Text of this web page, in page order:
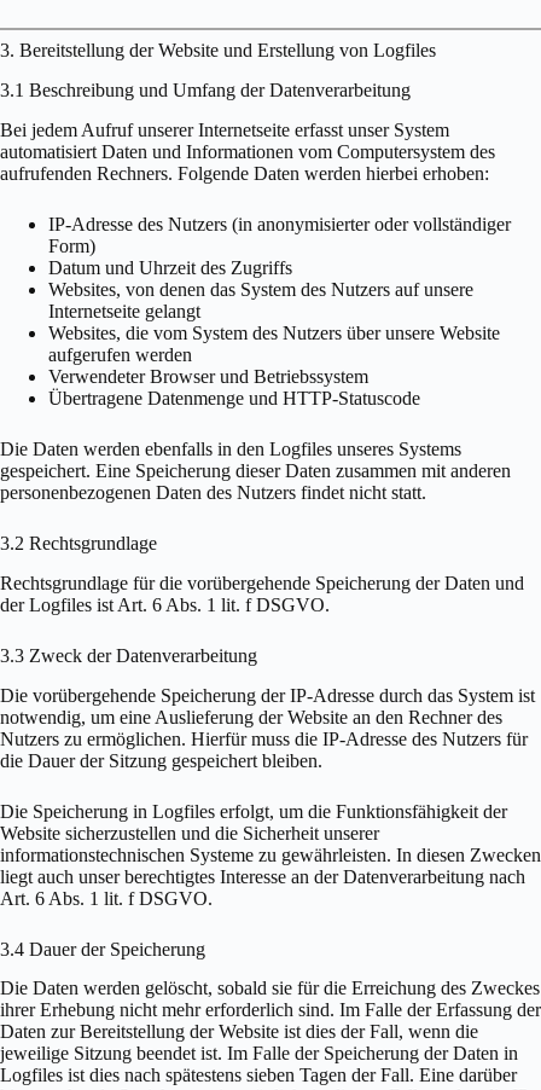
3. Bereitstellung der Website und Erstellung von Logfiles
3.1 Beschreibung und Umfang der Datenverarbeitung
Bei jedem Aufruf unserer Internetseite erfasst unser System
automatisiert Daten und Informationen vom Computersystem des
aufrufenden Rechners. Folgende Daten werden hierbei erhoben:
IP-Adresse des Nutzers (in anonymisierter oder vollständiger
Form)
Datum und Uhrzeit des Zugriffs
Websites, von denen das System des Nutzers auf unsere
Internetseite gelangt
Websites, die vom System des Nutzers über unsere Website
aufgerufen werden
Verwendeter Browser und Betriebssystem
Übertragene Datenmenge und HTTP-Statuscode
Die Daten werden ebenfalls in den Logfiles unseres Systems
gespeichert. Eine Speicherung dieser Daten zusammen mit anderen
personenbezogenen Daten des Nutzers findet nicht statt.
3.2 Rechtsgrundlage
Rechtsgrundlage für die vorübergehende Speicherung der Daten und
der Logfiles ist Art. 6 Abs. 1 lit. f DSGVO.
3.3 Zweck der Datenverarbeitung
Die vorübergehende Speicherung der IP-Adresse durch das System ist
notwendig, um eine Auslieferung der Website an den Rechner des
Nutzers zu ermöglichen. Hierfür muss die IP-Adresse des Nutzers für
die Dauer der Sitzung gespeichert bleiben.
Die Speicherung in Logfiles erfolgt, um die Funktionsfähigkeit der
Website sicherzustellen und die Sicherheit unserer
informationstechnischen Systeme zu gewährleisten. In diesen Zwecken
liegt auch unser berechtigtes Interesse an der Datenverarbeitung nach
Art. 6 Abs. 1 lit. f DSGVO.
3.4 Dauer der Speicherung
Die Daten werden gelöscht, sobald sie für die Erreichung des Zweckes
ihrer Erhebung nicht mehr erforderlich sind. Im Falle der Erfassung der
Daten zur Bereitstellung der Website ist dies der Fall, wenn die
jeweilige Sitzung beendet ist. Im Falle der Speicherung der Daten in
Logfiles ist dies nach spätestens sieben Tagen der Fall. Eine darüber